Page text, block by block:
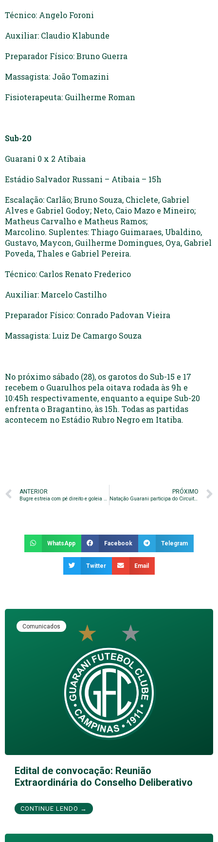
Técnico: Angelo Foroni
Auxiliar: Claudio Klabunde
Preparador Físico: Bruno Guerra
Massagista: João Tomazini
Fisioterapeuta: Guilherme Roman
Sub-20
Guarani 0 x 2 Atibaia
Estádio Salvador Russani – Atibaia – 15h
Escalação: Carlão; Bruno Souza, Chiclete, Gabriel
Alves e Gabriel Godoy; Neto, Caio Mazo e Mineiro;
Matheus Carvalho e Matheus Ramos;
Marcolino. Suplentes: Thiago Guimaraes, Ubaldino,
Gustavo, Maycon, Guilherme Domingues, Oya, Gabriel
Poveda, Thales e Gabriel Pereira.
Técnico: Carlos Renato Frederico
Auxiliar: Marcelo Castilho
Preparador Físico: Conrado Padovan Vieira
Massagista: Luiz De Camargo Souza
No próximo sábado (28), os garotos do Sub-15 e 17
recebem o Guarulhos pela oitava rodada às 9h e
10:45h respectivamente, enquanto a equipe Sub-20
enfrenta o Bragantino, às 15h. Todas as partidas
acontecem no Estádio Rubro Negro em Itatiba.
ANTERIOR
Bugre estreia com pé direito e goleia o Guaratinguetá
PRÓXIMO
Natação Guarani participa do Circuito A.R.N.
WhatsApp Facebook Telegram
Twitter Email
Comunicados
Edital de convocação: Reunião
Extraordinária do Conselho Deliberativo
CONTINUE LENDO →